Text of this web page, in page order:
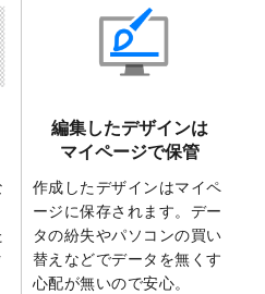
能
」を実装しました。
ンテンプレートを追加しまし
た。
ープのデザインテンプレート
した。
ータ形式が増えました。
、eps、tifに対応）
月始まりのカレンダーデザイン
編集したデザインは
マイページで保管
作成したデザインはマイペ
ージに保存されます。デー
タの紛失やパソコンの買い
替えなどでデータを無くす
心配が無いので安心。